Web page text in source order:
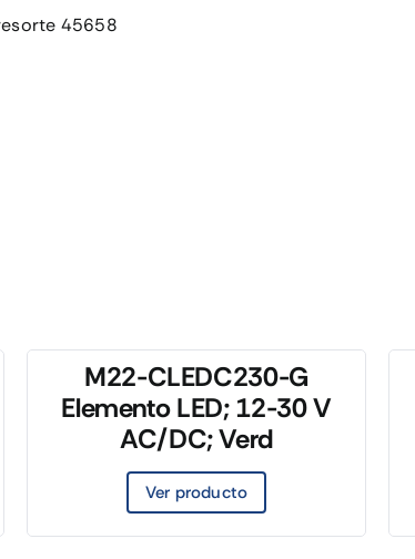
45658
M22-CLEDC230-G
Elemento LED; 12-30 V
AC/DC; Verd
Ver producto